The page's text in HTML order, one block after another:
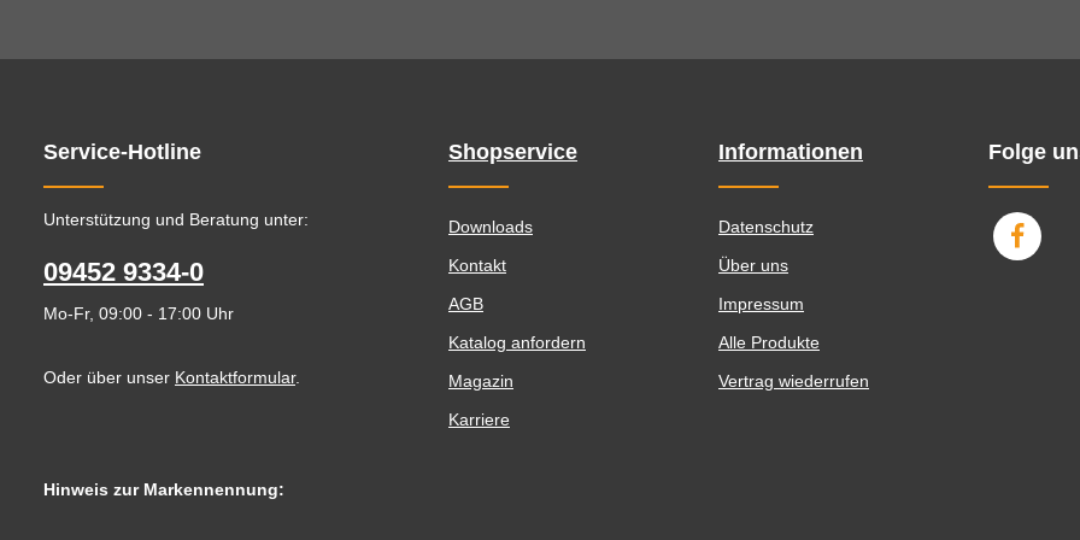
Service-Hotline
Unterstützung und Beratung unter:
09452 9334-0
Mo-Fr, 09:00 - 17:00 Uhr
Oder über unser Kontaktformular.
Shopservice
Downloads
Kontakt
AGB
Katalog anfordern
Magazin
Karriere
Informationen
Datenschutz
Über uns
Impressum
Alle Produkte
Vertrag wiederrufen
Folge
Hinweis zur Markennennung: